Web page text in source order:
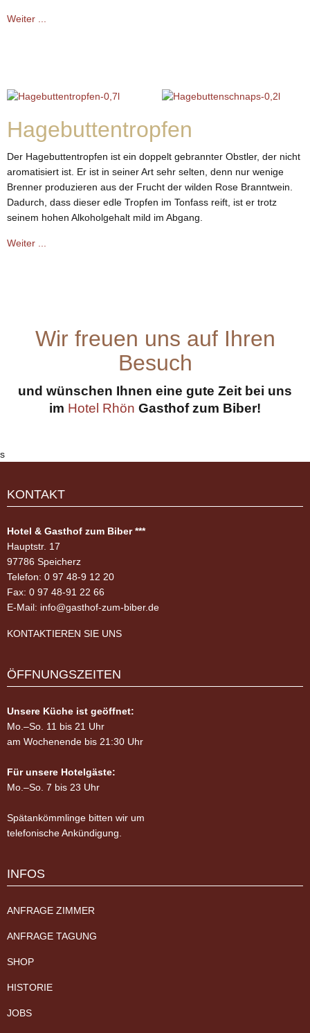
Weiter ...
Hagebuttentropfen
Der Hagebuttentropfen ist ein doppelt gebrannter Obstler, der nicht
aromatisiert ist. Er ist in seiner Art sehr selten, denn nur wenige
Brenner produzieren aus der Frucht der wilden Rose Branntwein.
Dadurch, dass dieser edle Tropfen im Tonfass reift, ist er trotz
seinem hohen Alkoholgehalt mild im Abgang.
Weiter ...
Wir freuen uns auf Ihren
Besuch
und wünschen Ihnen eine gute Zeit bei uns
im Hotel Rhön Gasthof zum Biber!
s
KONTAKT
Hotel & Gasthof zum Biber ***
Hauptstr. 17
97786 Speicherz
Telefon: 0 97 48-9 12 20
Fax: 0 97 48-91 22 66
E-Mail: info@gasthof-zum-biber.de
KONTAKTIEREN SIE UNS
ÖFFNUNGSZEITEN
Unsere Küche ist geöffnet:
Mo.–So. 11 bis 21 Uhr
am Wochenende bis 21:30 Uhr
Für unsere Hotelgäste:
Mo.–So. 7 bis 23 Uhr
Spätankömmlinge bitten wir um
telefonische Ankündigung.
INFOS
ANFRAGE ZIMMER
ANFRAGE TAGUNG
SHOP
HISTORIE
JOBS